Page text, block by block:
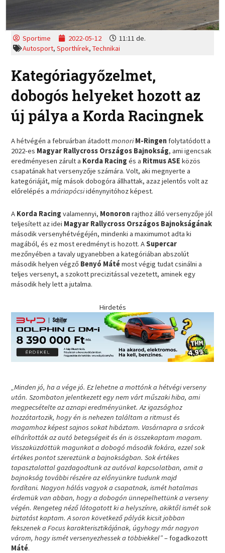
Sportime 2022-05-12
11:11 de.
Autosport,Sporthírek,Technikai
Kategóriagyőzelmet,
dobogós helyeket hozott az
új pálya a Korda Racingnek
A hétvégén a februárban átadottmonoriM-Ringenfolytatódott a
2022-es Magyar Rallycross Országos Bajnokság, ami igencsak
eredményesen zárult a Korda Racing és a Ritmus ASE közös
csapatának hat versenyzője számára. Volt, aki megnyerte a
kategóriáját, míg mások dobogóra állhattak, azaz jelentős volt az
előrelépés amáriapócsiidénynyitóhoz képest.
A Korda Racingvalamennyi, Monoronrajthoz álló versenyzője jól
teljesített az idei Magyar Rallycross Országos Bajnokságának
második versenyhétvégéjén, mindenki a maximumot adta ki
magából, és ez most eredményt is hozott. ASupercar
mezőnyében a tavaly ugyanebben a kategóriában abszolút
második helyen végző Benyó Mátémost végig tudat csinálni a
teljes versenyt, a szokott precizitással vezetett, aminek egy
második hely lett a jutalma.
Hirdetés
„Minden jó, ha a vége jó. Ez lehetne a mottónk a hétvégi verseny
után. Szombaton jelentkezett egy nem várt műszaki hiba, ami
megpecsételte az aznapi eredményünket. Az igazsághoz
hozzátartozik, hogy én is nehezen találtam a ritmust és
magamhoz képest sajnos sokat hibáztam. Vasárnapra a srácok
elhárították az autó betegségeit és én is összekaptam magam.
Visszaküzdöttük magunkat a dobogó második fokára, ezzel sok
értékes pontot szereztünk a bajnokságban. Sok értékes
tapasztalattal gazdagodtunk az autóval kapcsolatban, amit a
bajnokság további részére az előnyünkre tudunk majd
fordítani. Nagyon hálás vagyok a csapatnak, ismét hatalmas
érdemük van abban, hogy a dobogón ünnepelhettünk a verseny
végén. Rengeteg néző látogatott ki a helyszínre, akiktől ismét sok
biztatást kaptam. A soron következő pályák kicsit jobban
fekszenek a Focus karakterisztikájának, úgyhogy már nagyon
várom, hogy ismét versenyezhessek a többiekkel”– fogadkozott
Máté.